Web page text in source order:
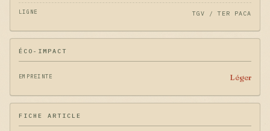
LIGNE TGV / TER PACA
ÉCO-IMPACT
EMPREINTE Léger
FICHE ARTICLE